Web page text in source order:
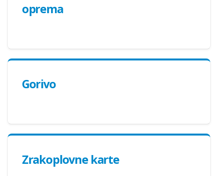
oprema
Gorivo
Zrakoplovne karte